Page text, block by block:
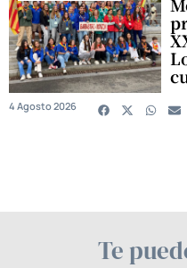
4 Agosto 2026
Te